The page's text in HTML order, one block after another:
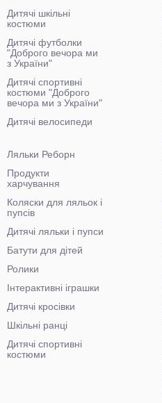
Дитячі шкільні
костюми
Дитячі футболки
"Доброго вечора ми
з України"
Дитячі спортивні
костюми "Доброго
вечора ми з України"
Дитячі велосипеди
Ляльки Реборн
Продукти
харчування
Коляски для ляльок і
пупсів
Дитячі ляльки і пупси
Батути для дітей
Ролики
Інтерактивні іграшки
Дитячі кросівки
Шкільні ранці
Дитячі спортивні
костюми